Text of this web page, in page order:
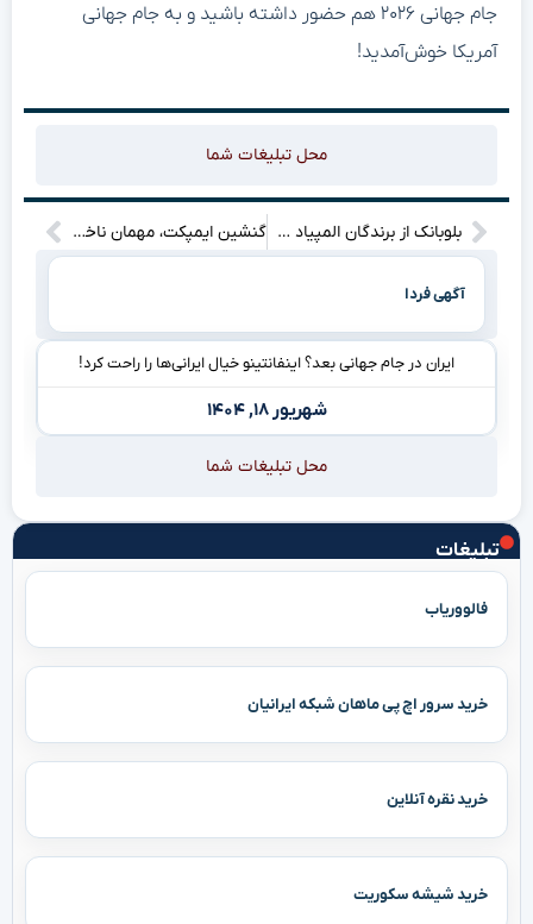
تبلیغات
فالووریاب
خرید سرور اچ پی ماهان شبکه ایرانیان
خرید نقره آنلاین
خرید شیشه سکوریت
جام جهانی ۲۰۲۶ هم حضور داشته باشید و به جام جهانی
آمریکا خوش‌آمدید!
محل تبلیغات شما
بلوبانک از برندگان المپیاد جهانی نجوم تقدیر کرد گنشین ایمپکت، مهمان ناخوانده Among Us شد! (و این یعنی…)
آگهی فردا
ایران در جام جهانی بعد؟ اینفانتینو خیال ایرانی‌ها را راحت کرد!
شهریور ۱۸, ۱۴۰۴
محل تبلیغات شما